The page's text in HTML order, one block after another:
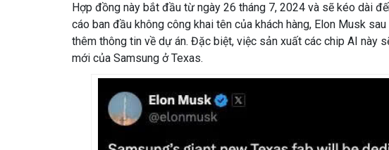
Hợp đồng này bắt đầu từ ngày 26 tháng 7, 2024 và sẽ kéo dài
cáo ban đầu không công khai tên của khách hàng, Elon Musk
thêm thông tin về dự án. Đặc biệt, việc sản xuất các chip AI này
mới của Samsung ở Texas.